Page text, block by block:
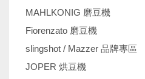
MAHLKONIG 磨豆機
Fiorenzato 磨豆機
slingshot / Mazzer 品牌專區
JOPER 烘豆機